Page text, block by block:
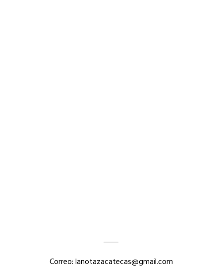
Correo: lanotazacatecas@gmail.com